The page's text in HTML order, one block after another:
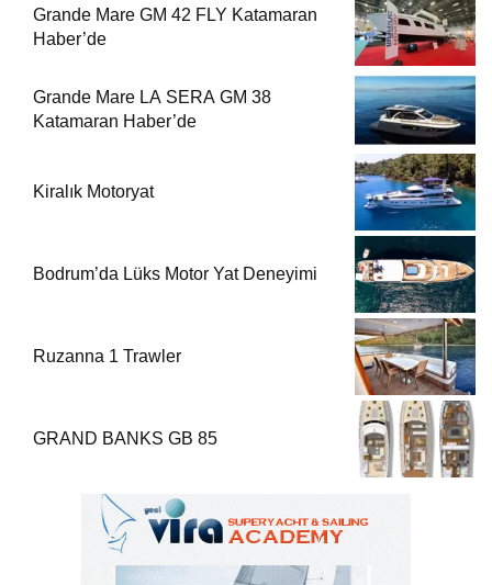
Grande Mare GM 42 FLY Katamaran
Haber’de
Grande Mare LA SERA GM 38
Katamaran Haber’de
Kiralık Motoryat
Bodrum’da Lüks Motor Yat Deneyimi
Ruzanna 1 Trawler
GRAND BANKS GB 85